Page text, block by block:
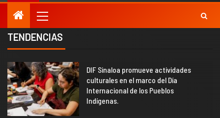
TENDENCIAS
2
DIF Sinaloa promueve actividades
culturales en el marco del Día
Internacional de los Pueblos
Indígenas.